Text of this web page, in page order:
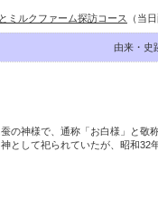
ミルクファーム探訪コース （当
由来・史
の神様で、通称「お白様」と敬
として祀られていたが、昭和32